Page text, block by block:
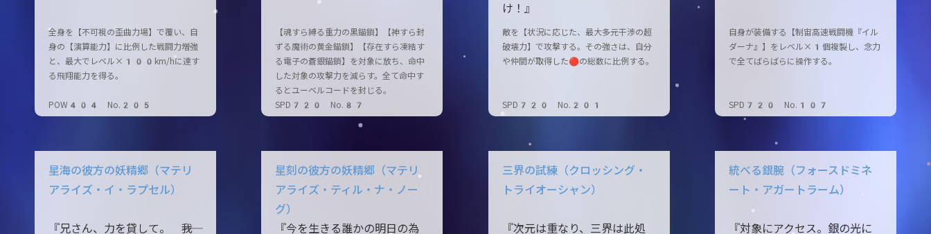
全身を【不可視の歪曲力場】で覆い、自
身の【演算能力】に比例した戦闘力増強
と、最大でレベル×100km/hに達す
る飛翔能力を得る。
POW404 No.205
【魂すら縛る重力の黒錨鎖】【神すら封
ずる魔術の黄金錨鎖】【存在すら凍結す
る電子の蒼銀錨鎖】を対象に放ち、命中
した対象の攻撃力を減らす。全て命中す
るとユーベルコードを封じる。
SPD720 No.87
け！』
敵を【状況に応じた、最大多元干渉の超
破壊力】で攻撃する。その強さは、自分
や仲間が取得した🔴の総数に比例する。
SPD720 No.201
自身が装備する【制宙高速戦闘機『イル
ダーナ』】をレベル×1個複製し、念力
で全てばらばらに操作する。
SPD720 No.107
星海の彼方の妖精郷（マテリ
アライズ・イ・ラプセル）
『兄さん、力を貸して。 ――我
星刻の彼方の妖精郷（マテリ
アライズ・ティル・ナ・ノー
グ）
『今を生きる誰かの明日の為
三界の試練（クロッシング・
トライオーシャン）
『次元は重なり、三界は此処
統べる銀腕（フォースドミネ
ート・アガートラーム）
『対象にアクセス。銀の光に